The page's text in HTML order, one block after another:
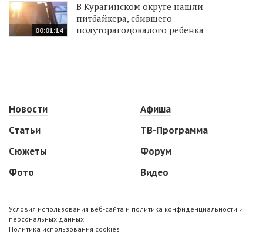
00:01:14
В Курагинском округе нашли
питбайкера, сбившего
полуторагодовалого ребенка
Новости
Статьи
Сюжеты
Фото
Афиша
ТВ-Программа
Форум
Видео
Условия использования веб-сайта и политика конфиденциальности и
персональных данных
Политика использования cookies